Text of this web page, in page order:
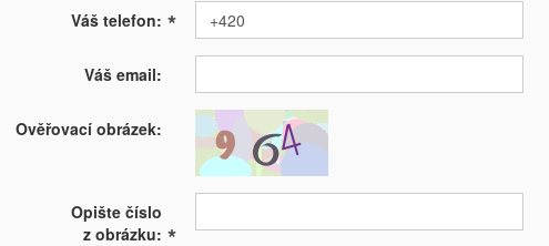
Váš telefon: *
Váš email:
Ověřovací obrázek:
Opište číslo
z obrázku: *